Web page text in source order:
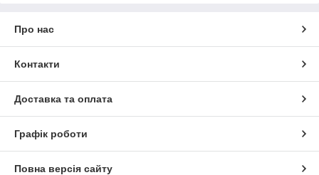
Про нас
Контакти
Доставка та оплата
Графік роботи
Повна версія сайту